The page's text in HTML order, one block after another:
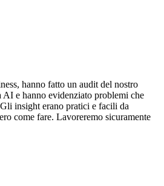
hanno fatto un audit del nostro
e hanno evidenziato problemi che
insight erano pratici e facili da
come fare. Lavoreremo sicuramente